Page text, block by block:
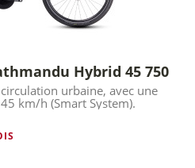
Hybrid 45 750
urbaine, avec une
km/h (Smart System).